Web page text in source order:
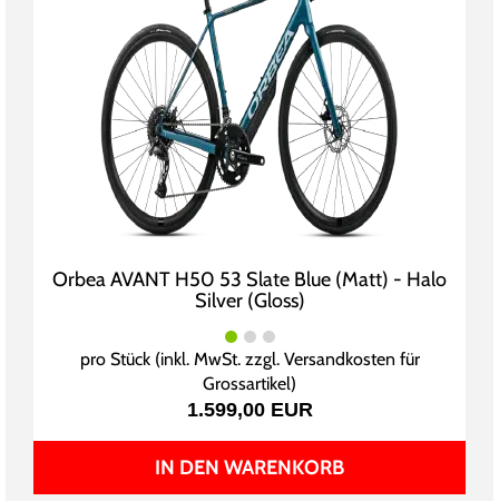
Orbea AVANT H50 53 Slate Blue (Matt) - Halo
Silver (Gloss)
pro Stück (inkl. MwSt. zzgl. Versandkosten für
Grossartikel)
1.599,00 EUR
IN DEN WARENKORB